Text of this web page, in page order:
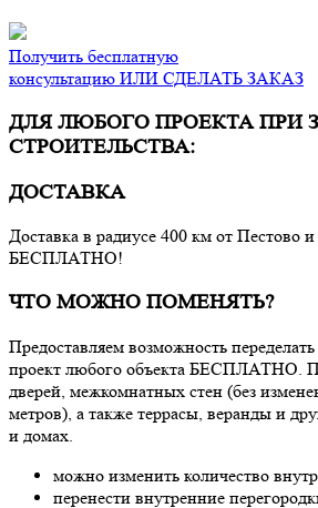
Получить бесплатную
консультацию ИЛИ СДЕЛАТЬ ЗАКАЗ
ДЛЯ ЛЮБОГО ПРОЕКТА ПРИ
СТРОИТЕЛЬСТВА:
ДОСТАВКА
Доставка в радиусе 400 км от Пестово и
БЕСПЛАТНО!
ЧТО МОЖНО ПОМЕНЯТЬ?
Предоставляем возможность
проект любого объекта БЕСПЛАТНО.
дверей, межкомнатных стен (без
метров), а также террасы, веранды и
и домах.
можно изменить количество
перенести внутренние